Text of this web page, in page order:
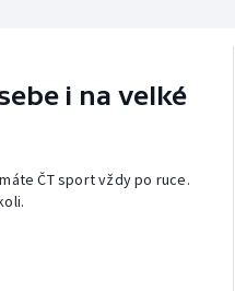
i na velké
ČT sport vždy po ruce.